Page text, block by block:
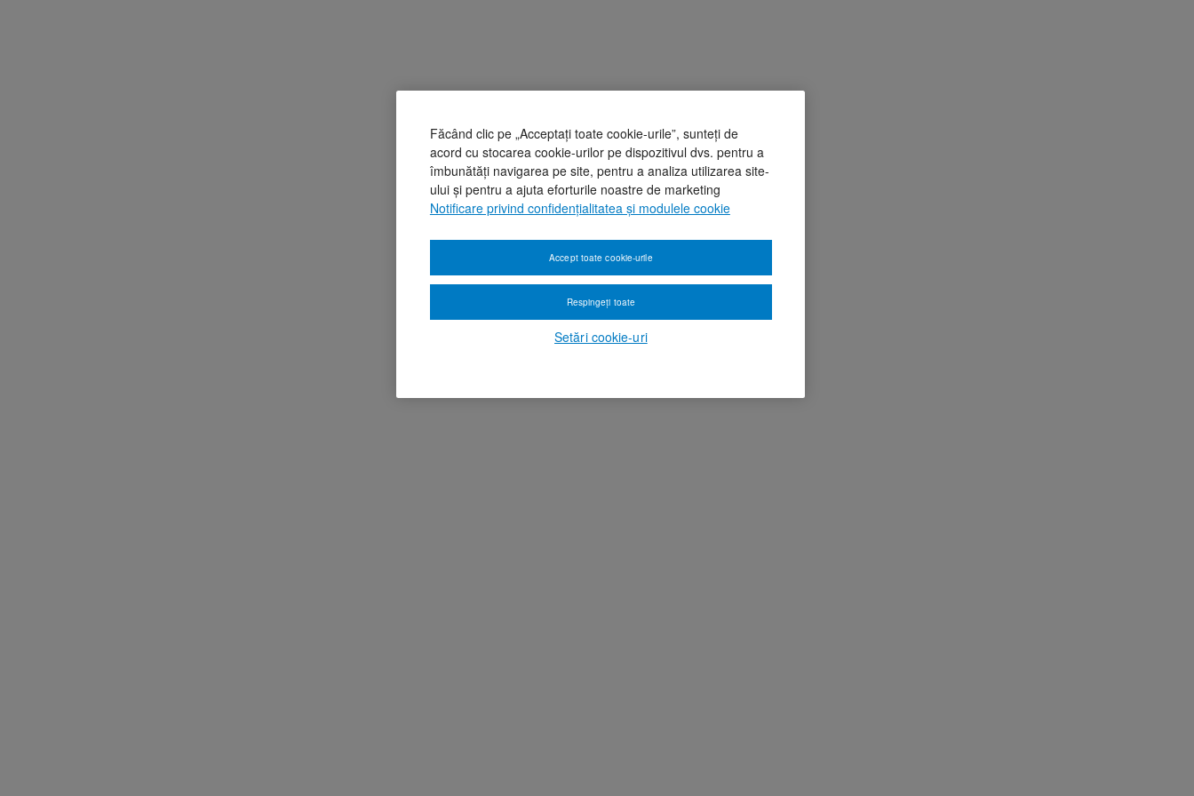
Făcând clic pe „Acceptați toate cookie-urile”, sunteți de
acord cu stocarea cookie-urilor pe dispozitivul dvs. pentru a
îmbunătăți navigarea pe site, pentru a analiza utilizarea site-
ului și pentru a ajuta eforturile noastre de marketing
Notificare privind confidențialitatea și modulele cookie
Setări cookie-uri
Respingeți toate
Accept toate cookie-urile